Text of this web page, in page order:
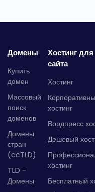
Домены
Купить
домен
Массовый
поиск
доменов
Домены
стран
(ccTLD)
TLD -
Домены
Хостинг для
сайта
Хостинг
хостинг
Вордпресс
Дешевый
хостинг
Бесплатный